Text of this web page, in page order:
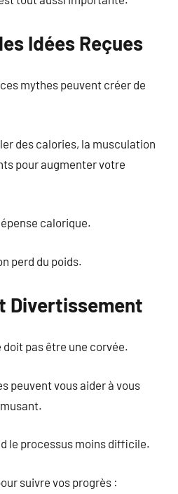
Idées Reçues
mythes peuvent créer de
des calories, la musculation
pour augmenter votre
calorique.
perd du poids.
Divertissement
pas être une corvée.
peuvent vous aider à vous
le processus moins difficile.
suivre vos progrès :